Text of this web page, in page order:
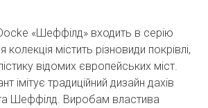
«Шеффілд» входить в серію
колекція містить різновиди покрівлі,
відомих європейських міст.
імітує традиційний дизайн дахів
Шеффілд. Виробам властива